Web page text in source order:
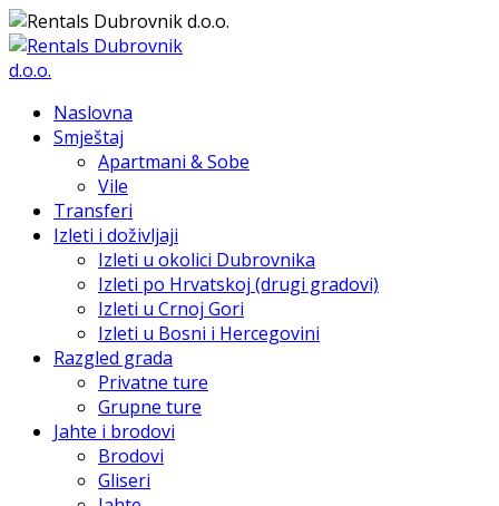
Naslovna
Smještaj
Apartmani & Sobe
Vile
Transferi
Izleti i doživljaji
Izleti u okolici Dubrovnika
Izleti po Hrvatskoj (drugi gradovi)
Izleti u Crnoj Gori
Izleti u Bosni i Hercegovini
Razgled grada
Privatne ture
Grupne ture
Jahte i brodovi
Brodovi
Gliseri